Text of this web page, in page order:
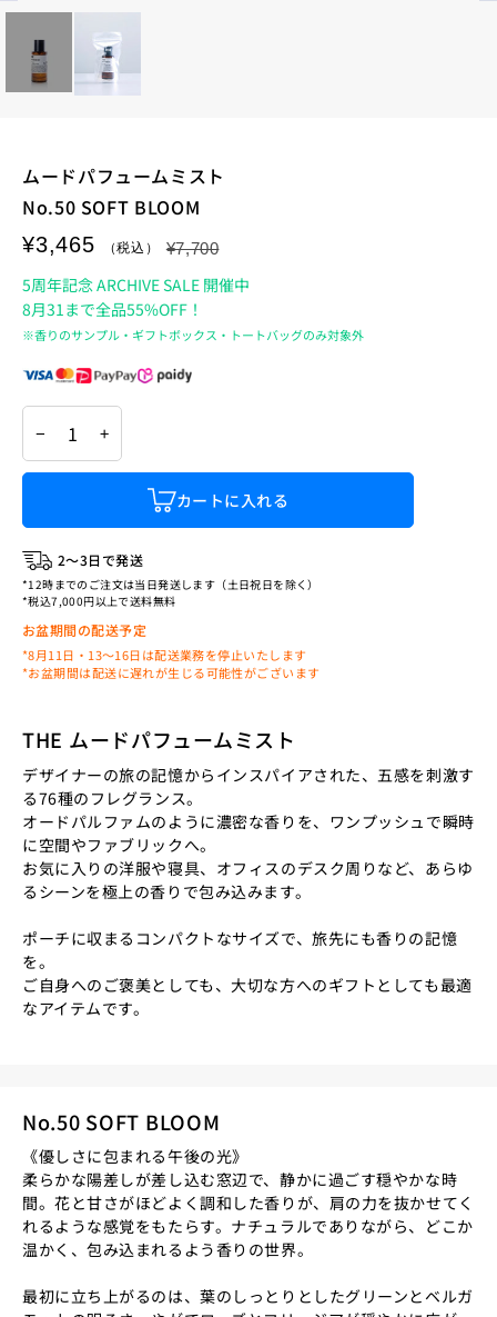
ムードパフュームミスト
No.50 SOFT BLOOM
¥3,465 ¥7,700
5周年記念 ARCHIVE SALE 開催中
8月31まで全品55%OFF！
※香りのサンプル・ギフトボックス・トートバッグのみ対象外
− +
カートに入れる
2〜3日で発送
*12時までのご注文は当日発送します（土日祝日を除く）
*税込7,000円以上で送料無料
お盆期間の配送予定
*8月11日・13〜16日は配送業務を停止いたします
*お盆期間は配送に遅れが生じる可能性がございます
THE ムードパフュームミスト
デザイナーの旅の記憶からインスパイアされた、五感を刺激す
る76種のフレグランス。
オードパルファムのように濃密な香りを、ワンプッシュで瞬時
に空間やファブリックへ。
お気に入りの洋服や寝具、オフィスのデスク周りなど、あらゆ
るシーンを極上の香りで包み込みます。
ポーチに収まるコンパクトなサイズで、旅先にも香りの記憶
を。
ご自身へのご褒美としても、大切な方へのギフトとしても最適
なアイテムです。
No.50 SOFT BLOOM
《優しさに包まれる午後の光》
柔らかな陽差しが差し込む窓辺で、静かに過ごす穏やかな時
間。花と甘さがほどよく調和した香りが、肩の力を抜かせてく
れるような感覚をもたらす。ナチュラルでありながら、どこか
温かく、包み込まれるよう香りの世界。
最初に立ち上がるのは、葉のしっとりとしたグリーンとベルガ